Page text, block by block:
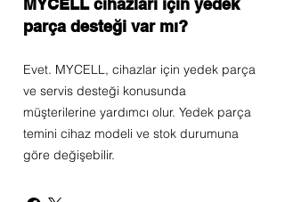
MYCELL cihazları için yedek
parça desteği var mı?
Evet. MYCELL, cihazlar için yedek parça
ve servis desteği konusunda
müşterilerine yardımcı olur. Yedek parça
temini cihaz modeli ve stok durumuna
göre değişebilir.